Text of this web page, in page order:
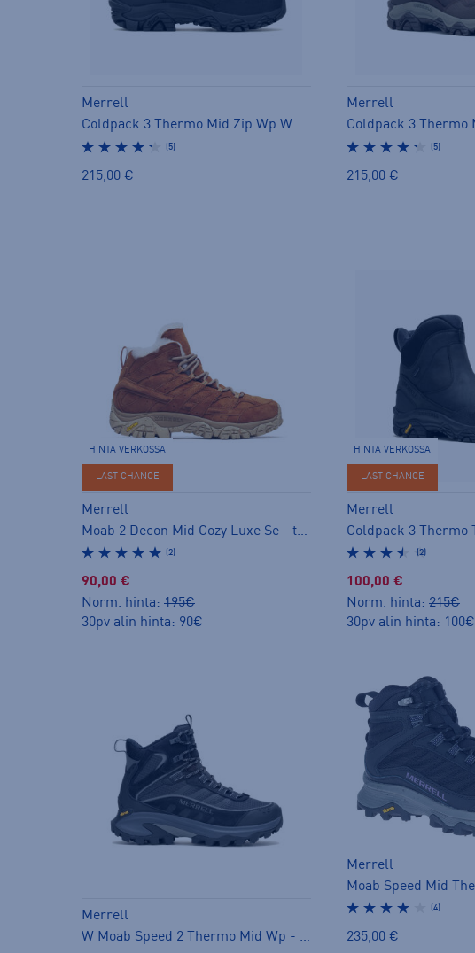
Merrell
Coldpack 3 Thermo Mid Zip Wp W. - pitopohjakengät
(5)
215,00 €
Merrell
(5)
215,00 €
HINTA VERKOSSA
LAST CHANCE
Merrell
Moab 2 Decon Mid Cozy Luxe Se - talvikengät
(2)
90,00 €
Norm. hinta: 195€
30pv alin hinta: 90€
HINTA VERKOSSA
LAST CHANCE
Merrell
(2)
100,00 €
Norm. hinta: 215€
30pv alin hinta: 100€
Merrell
W Moab Speed 2 Thermo Mid Wp - pitopohjakengät
Merrell
(4)
235,00 €